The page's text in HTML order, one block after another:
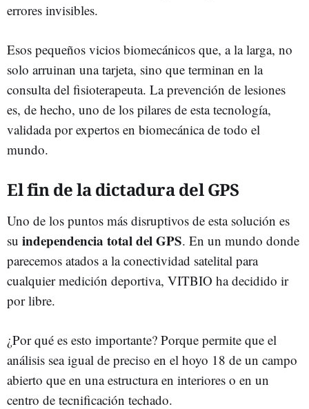
errores invisibles.
Esos pequeños vicios biomecánicos que, a la larga, no
solo arruinan una tarjeta, sino que terminan en la
consulta del fisioterapeuta. La prevención de lesiones
es, de hecho, uno de los pilares de esta tecnología,
validada por expertos en biomecánica de todo el
mundo.
El fin de la dictadura del GPS
Uno de los puntos más disruptivos de esta solución es
su independencia total del GPS. En un mundo donde
parecemos atados a la conectividad satelital para
cualquier medición deportiva, VITBIO ha decidido ir
por libre.
¿Por qué es esto importante? Porque permite que el
análisis sea igual de preciso en el hoyo 18 de un campo
abierto que en una estructura en interiores o en un
centro de tecnificación techado.